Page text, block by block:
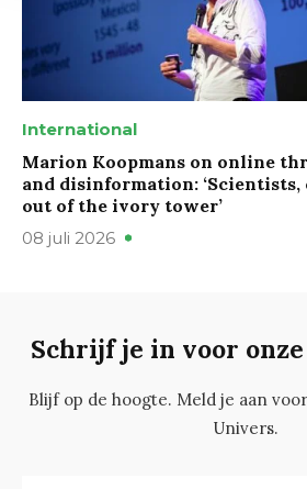
International
Marion Koopmans on online
and disinformation: ‘Scientists,
out of the ivory tower’
08 juli 2026
Schrijf je in voor
Blijf op de hoogte. Meld je aan
Univers.